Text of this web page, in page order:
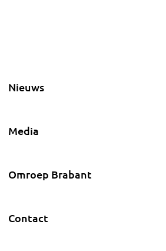
Nieuws
Media
Omroep Brabant
Contact